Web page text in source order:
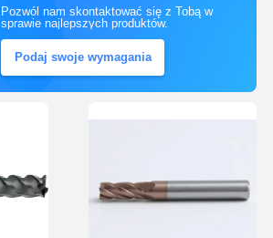
Pozwól nam skontaktować się z Tobą w
sprawie najlepszych produktów.
Podaj swoje wymagania